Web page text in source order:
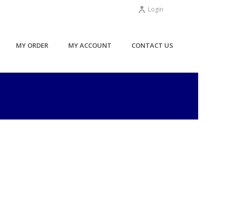
Login
MY ORDER MY ACCOUNT CONTACT US